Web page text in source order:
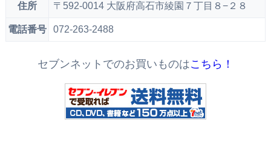
住所 〒592-0014 大阪府高石市綾園７丁目８−２８
電話番号 072-263-2488
セブンネットでのお買いものはこちら！